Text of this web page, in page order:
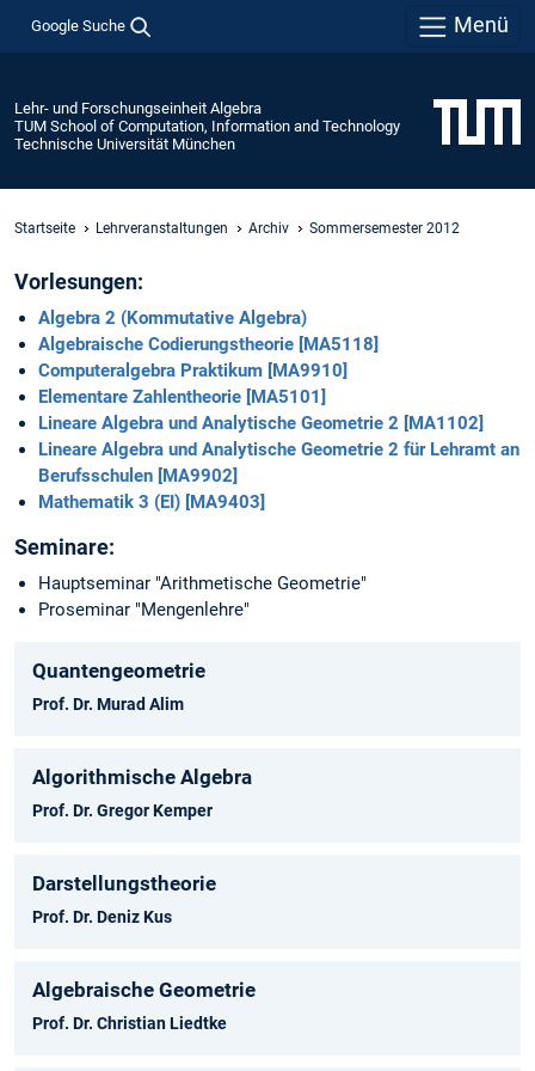
Google Suche Menü
Lehr- und Forschungseinheit Algebra
TUM School of Computation, Information and Technology
Technische Universität München
Startseite Lehrveranstaltungen Archiv Sommersemester 2012
Vorlesungen:
Algebra 2 (Kommutative Algebra)
Algebraische Codierungstheorie [MA5118]
Computeralgebra Praktikum [MA9910]
Elementare Zahlentheorie [MA5101]
Lineare Algebra und Analytische Geometrie 2 [MA1102]
Lineare Algebra und Analytische Geometrie 2 für Lehramt an
Berufsschulen [MA9902]
Mathematik 3 (EI) [MA9403]
Seminare:
Hauptseminar "Arithmetische Geometrie"
Proseminar "Mengenlehre"
Quantengeometrie
Prof. Dr. Murad Alim
Algorithmische Algebra
Prof. Dr. Gregor Kemper
Darstellungstheorie
Prof. Dr. Deniz Kus
Algebraische Geometrie
Prof. Dr. Christian Liedtke